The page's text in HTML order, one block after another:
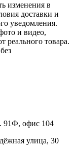
изменения в
доставки и
уведомления.
и видео,
реального товара.
91Ф, офис 104
улица, 30